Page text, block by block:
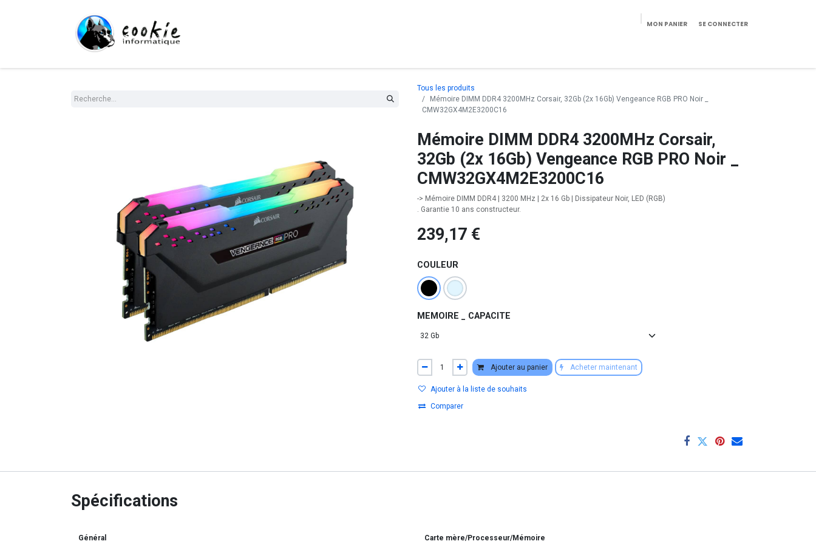
MON PANIER SE CONNECTER
Tous les produits
Mémoire DIMM DDR4 3200MHz Corsair, 32Gb (2x 16Gb) Vengeance RGB PRO Noir _
CMW32GX4M2E3200C16
Mémoire DIMM DDR4 3200MHz Corsair,
32Gb (2x 16Gb) Vengeance RGB PRO Noir _
CMW32GX4M2E3200C16
-> Mémoire DIMM DDR4 | 3200 MHz | 2x 16 Gb | Dissipateur Noir, LED (RGB)
. Garantie 10 ans constructeur.
239,17 €
COULEUR
MEMOIRE _ CAPACITE
Ajouter au panier Acheter maintenant
Ajouter à la liste de souhaits
Comparer
Spécifications
Général Carte mère/Processeur/Mémoire